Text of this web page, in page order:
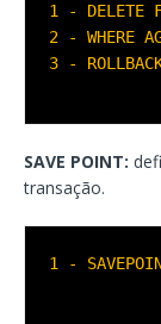
1 - DELETE
2 - WHERE
3 -
SAVE POINT:
transação.
1 -